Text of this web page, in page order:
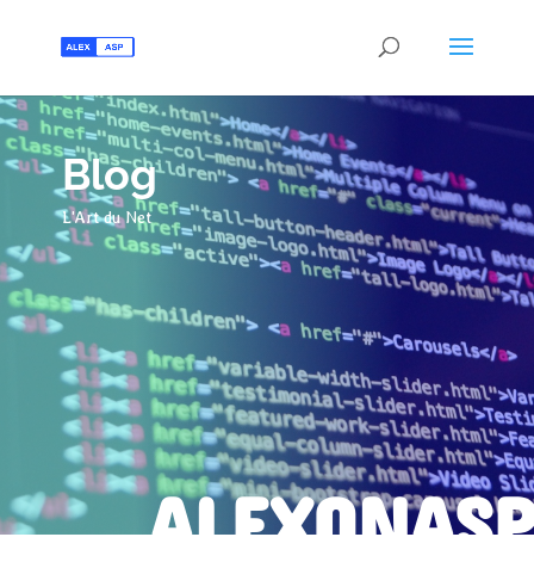
Blog
L'Art du Net
ALEXONASP